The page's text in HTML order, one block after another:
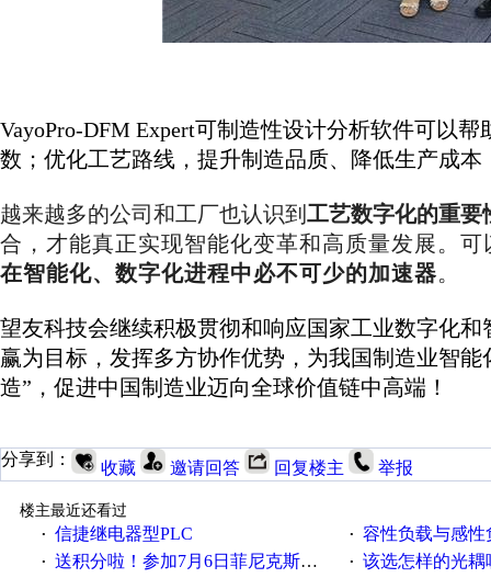
VayoPro-DFM Expert可制造性设计分析软件可以
数；优化工艺路线，提升制造品质、降低生产成
越来越多的公司和工厂也认识到 工艺数字化的重要
合，才能真正实现智能化变革和高质量发展。可
在智能化、数字化进程中必不可少的加速器。
望友科技会继续积极贯彻和响应国家工业数字化
赢为目标，发挥多方协作优势，为我国制造业智
造”，促进中国制造业迈向全球价值链中高端！
分享到： 收藏 邀请回答 回复楼主 举报
楼主最近还看过
· 信捷继电器型PLC · 容性负载与感性负
· 送积分啦！参加7月6日菲尼克斯在线研讨会即得 · 该选怎样的光耦